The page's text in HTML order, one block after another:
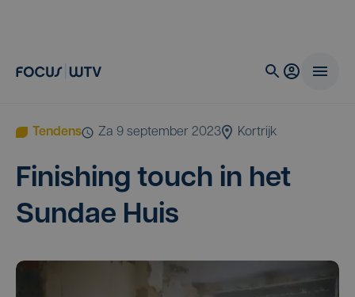
Tendens za 9 september 2023 Kortrijk
Finis­hing touch in het
Sun­dae Huis